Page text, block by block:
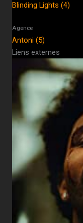
Blinding Lights (4)
Agence
Antoni (5)
Liens externes